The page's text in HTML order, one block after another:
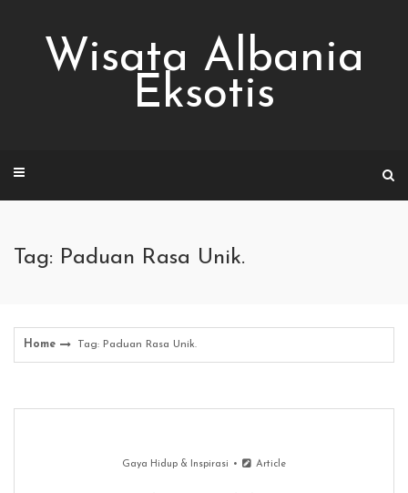
Wisata Albania
Eksotis
Tag: Paduan Rasa Unik.
Home Tag: Paduan Rasa Unik.
Gaya Hidup & Inspirasi Article